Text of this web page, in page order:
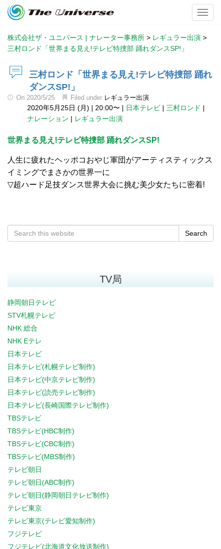
株式会社ザ・ユニバース | ナレーター事務所 > レギュラー出演 >
三村ロンド「世界まる見え!テレビ特捜部 踊れダンスSP!」
三村ロンド「世界まる見え!テレビ特捜部 踊れ
ダンスSP!」
On 2020/5/25 Filed under レギュラー出演
2020年5月25日 (月) | 20:00〜 | 日本テレビ | 三村ロンド |
ナレーション | レギュラー出演
世界まる見え!テレビ特捜部 踊れダンスSP!
人生に疲れたヘッポコおやじ軍団がアーティスティックス
イミングでまさかの世界一に
▽超ハード足技ダンス世界大会に挑む美少女たちに密着!
Search
TV局
静岡朝日テレビ
STV札幌テレビ
NHK 総合
NHK Eテレ
日本テレビ
日本テレビ(札幌テレビ制作)
日本テレビ(中京テレビ制作)
日本テレビ(読売テレビ制作)
日本テレビ(長崎国際テレビ制作)
TBSテレビ
TBSテレビ(HBC制作)
TBSテレビ(CBC制作)
TBSテレビ(MBS制作)
テレビ朝日
テレビ朝日(ABC制作)
テレビ朝日(静岡朝日テレビ制作)
テレビ東京
テレビ東京(テレビ愛知制作)
フジテレビ
フジテレビ(北海道文化放送制作)